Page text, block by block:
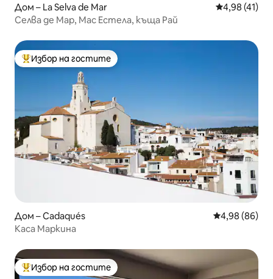
Дом – La Selva de Mar Средна
4,98 (41)
Селва де Мар, Мас Естела, къща Рай
Най-популярен избор на гостите
Избор на гостите
Дом – Cadaqués Средна
4,98 (86)
Каса Маркина
Най-популярен избор на гостите
Избор на гостите